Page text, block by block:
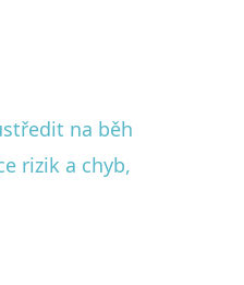
na běh
rizik a chyb,